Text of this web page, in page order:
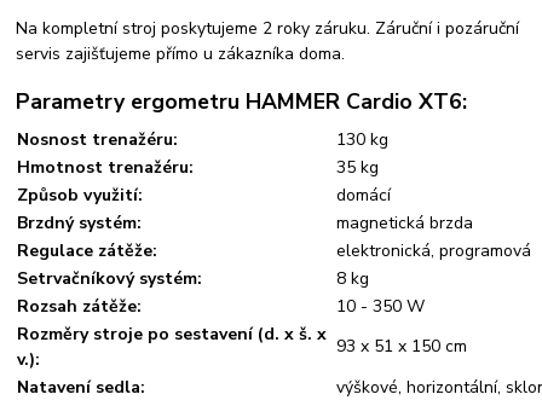
Na kompletní stroj poskytujeme 2 roky záruku. Záruční i pozáruční
servis zajišťujeme přímo u zákazníka doma.
Parametry ergometru HAMMER Cardio XT6:
Nosnost trenažéru:
130 kg
Hmotnost trenažéru:
35 kg
Způsob využití:
domácí
Brzdný systém:
magnetická brzda
Regulace zátěže:
elektronická, programová
Setrvačníkový systém:
8 kg
Rozsah zátěže:
10 - 350 W
Rozměry stroje po sestavení (d. x š. x
v.):
93 x 51 x 150 cm
Natavení sedla:
výškové, horizontální,